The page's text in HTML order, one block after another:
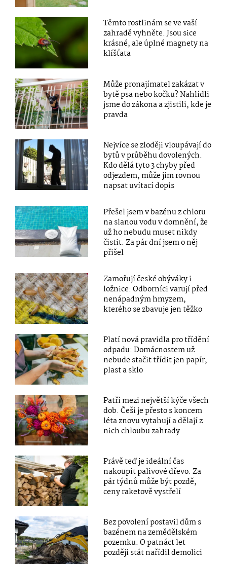
Těmto rostlinám se ve vaší
zahradě vyhněte. Jsou sice
krásné, ale úplné magnety na
klíšťata
Může pronajímatel zakázat v
bytě psa nebo kočku? Nahlídli
jsme do zákona a zjistili, kde je
pravda
Nejvíce se zloději vloupávají do
bytů v průběhu dovolených.
Kdo dělá tyto 3 chyby před
odjezdem, může jim rovnou
napsat uvítací dopis
Přešel jsem v bazénu z chloru
na slanou vodu v domnění, že
už ho nebudu muset nikdy
čistit. Za pár dní jsem o něj
přišel
Zamořují české obýváky i
ložnice: Odborníci varují před
nenápadným hmyzem,
kterého se zbavuje jen těžko
Platí nová pravidla pro třídění
odpadu: Domácnostem už
nebude stačit třídit jen papír,
plast a sklo
Patří mezi největší kýče všech
dob. Češi je přesto s koncem
léta znovu vytahují a dělají z
nich chloubu zahrady
Právě teď je ideální čas
nakoupit palivové dřevo. Za
pár týdnů může být pozdě,
ceny raketově vystřelí
Bez povolení postavil dům s
bazénem na zemědělském
pozemku. O patnáct let
později stát nařídil demolici